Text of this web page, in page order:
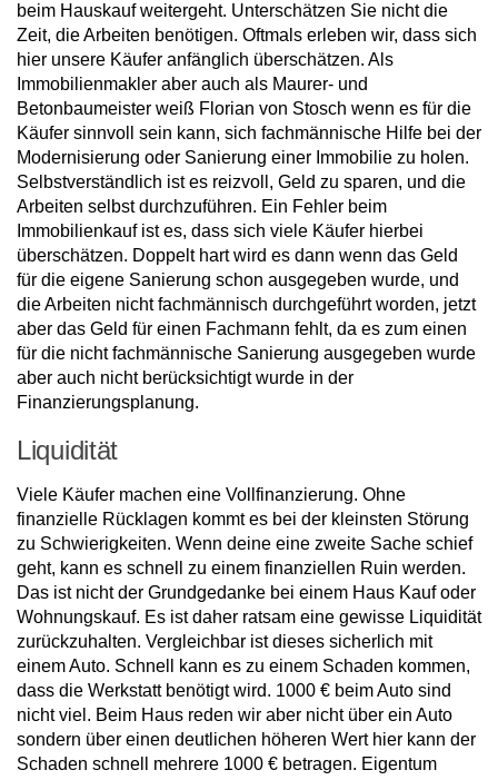
beim Hauskauf weitergeht. Unterschätzen Sie nicht die
Zeit, die Arbeiten benötigen. Oftmals erleben wir, dass sich
hier unsere Käufer anfänglich überschätzen. Als
Immobilienmakler aber auch als Maurer- und
Betonbaumeister weiß Florian von Stosch wenn es für die
Käufer sinnvoll sein kann, sich fachmännische Hilfe bei der
Modernisierung oder Sanierung einer Immobilie zu holen.
Selbstverständlich ist es reizvoll, Geld zu sparen, und die
Arbeiten selbst durchzuführen. Ein Fehler beim
Immobilienkauf ist es, dass sich viele Käufer hierbei
überschätzen. Doppelt hart wird es dann wenn das Geld
für die eigene Sanierung schon ausgegeben wurde, und
die Arbeiten nicht fachmännisch durchgeführt worden, jetzt
aber das Geld für einen Fachmann fehlt, da es zum einen
für die nicht fachmännische Sanierung ausgegeben wurde
aber auch nicht berücksichtigt wurde in der
Finanzierungsplanung.
Liquidität
Viele Käufer machen eine Vollfinanzierung. Ohne
finanzielle Rücklagen kommt es bei der kleinsten Störung
zu Schwierigkeiten. Wenn deine eine zweite Sache schief
geht, kann es schnell zu einem finanziellen Ruin werden.
Das ist nicht der Grundgedanke bei einem Haus Kauf oder
Wohnungskauf. Es ist daher ratsam eine gewisse Liquidität
zurückzuhalten. Vergleichbar ist dieses sicherlich mit
einem Auto. Schnell kann es zu einem Schaden kommen,
dass die Werkstatt benötigt wird. 1000 € beim Auto sind
nicht viel. Beim Haus reden wir aber nicht über ein Auto
sondern über einen deutlichen höheren Wert hier kann der
Schaden schnell mehrere 1000 € betragen. Eigentum